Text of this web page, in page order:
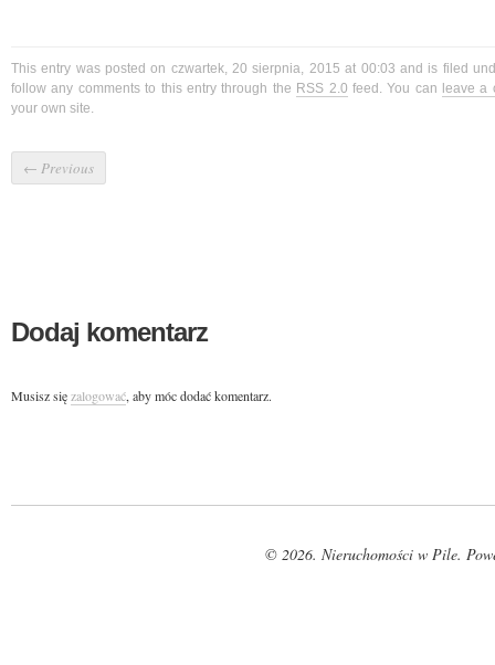
This entry was posted on czwartek, 20 sierpnia, 2015 at 00:03 and is filed
follow any comments to this entry through the RSS 2.0 feed. You can leave a
your own site.
← Previous
Dodaj komentarz
Musisz sięzalogować, aby móc dodać komentarz.
© 2026. Nieruchomości w Pile.